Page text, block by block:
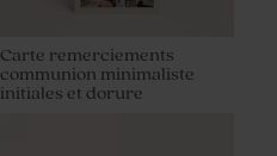
Carte remerciements
communion minimaliste
initiales et dorure